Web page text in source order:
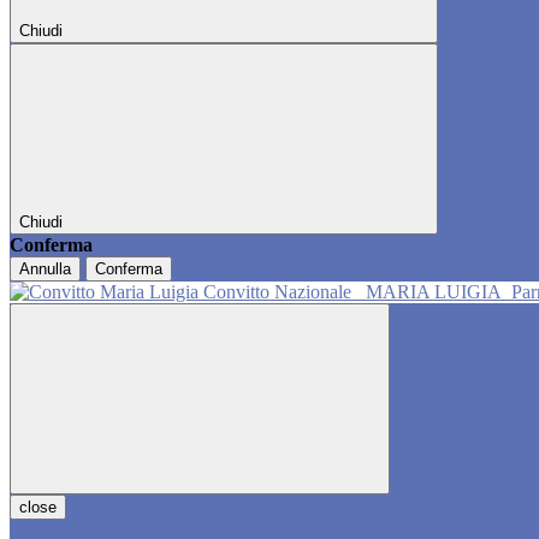
Chiudi
Chiudi
Conferma
Annulla Conferma
Convitto Nazionale MARIA LUIGIA
close